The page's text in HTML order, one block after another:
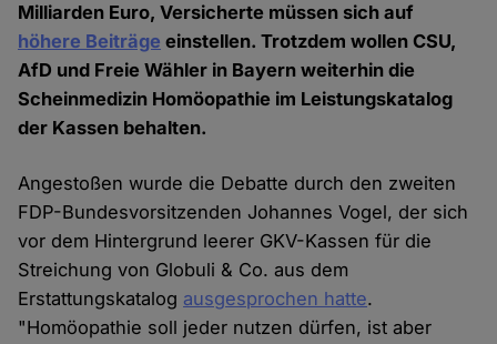
Milliarden Euro, Versicherte müssen sich auf
höhere Beiträge einstellen. Trotzdem wollen CSU,
AfD und Freie Wähler in Bayern weiterhin die
Scheinmedizin Homöopathie im Leistungskatalog
der Kassen behalten.
Angestoßen wurde die Debatte durch den zweiten
FDP-Bundesvorsitzenden Johannes Vogel, der sich
vor dem Hintergrund leerer GKV-Kassen für die
Streichung von Globuli & Co. aus dem
Erstattungskatalog ausgesprochen hatte.
"Homöopathie soll jeder nutzen dürfen, ist aber